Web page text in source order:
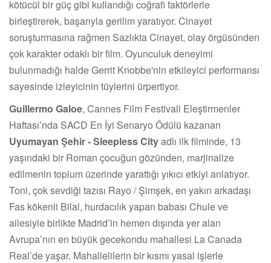
kötücül bir güç gibi kullandığı coğrafi faktörlerle
birleştirerek, başarıyla gerilim yaratıyor. Cinayet
soruşturmasına rağmen Sazlıkta Cinayet, olay örgüsünden
çok karakter odaklı bir film. Oyunculuk deneyimi
bulunmadığı halde Gerrit Knobbe'nin etkileyici performansı
sayesinde izleyicinin tüylerini ürpertiyor.
Guillermo Galoe, Cannes Film Festivali Eleştirmenler
Haftası’nda SACD En İyi Senaryo Ödülü kazanan
Uyumayan Şehir - Sleepless Cityadlı ilk filminde, 13
yaşındaki bir Roman çocuğun gözünden, marjinalize
edilmenin toplum üzerinde yarattığı yıkıcı etkiyi anlatıyor.
Toni, çok sevdiği tazısı Rayo / Şimşek, en yakın arkadaşı
Fas kökenli Bilal, hurdacılık yapan babası Chule ve
ailesiyle birlikte Madrid’in hemen dışında yer alan
Avrupa’nın en büyük gecekondu mahallesi La Canada
Real’de yaşar. Mahallelilerin bir kısmı yasal işlerle